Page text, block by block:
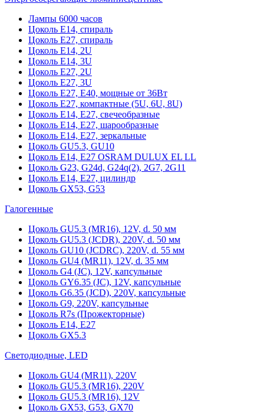
Лампы 6000 часов
Цоколь Е14, спираль
Цоколь Е27, спираль
Цоколь Е14, 2U
Цоколь Е14, 3U
Цоколь Е27, 2U
Цоколь Е27, 3U
Цоколь Е27, Е40, мощные от 36Вт
Цоколь Е27, компактные (5U, 6U, 8U)
Цоколь Е14, Е27, свечеобразные
Цоколь Е14, Е27, шарообразные
Цоколь Е14, Е27, зеркальные
Цоколь GU5.3, GU10
Цоколь Е14, Е27 OSRAM DULUX EL LL
Цоколь G23, G24d, G24q(2), 2G7, 2G11
Цоколь Е14, Е27, цилиндр
Цоколь GX53, G53
Галогенные
Цоколь GU5.3 (MR16), 12V, d. 50 мм
Цоколь GU5.3 (JCDR), 220V, d. 50 мм
Цоколь GU10 (JCDRC), 220V, d. 55 мм
Цоколь GU4 (MR11), 12V, d. 35 мм
Цоколь G4 (JC), 12V, капсульные
Цоколь GY6.35 (JC), 12V, капсульные
Цоколь G6.35 (JCD), 220V, капсульные
Цоколь G9, 220V, капсульные
Цоколь R7s (Прожекторные)
Цоколь E14, E27
Цоколь GX5.3
Светодиодные, LED
Цоколь GU4 (MR11), 220V
Цоколь GU5.3 (MR16), 220V
Цоколь GU5.3 (MR16), 12V
Цоколь GX53, G53, GX70